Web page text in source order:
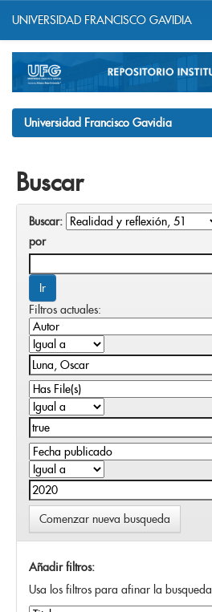
navigation
UNIVERSIDAD FRANCISCO GAVIDIA
Universidad Francisco Gavidia
Buscar
Buscar:
por
Filtros actuales:
Comenzar nueva busqueda
Añadir filtros:
Usa los filtros para afinar la busqueda.